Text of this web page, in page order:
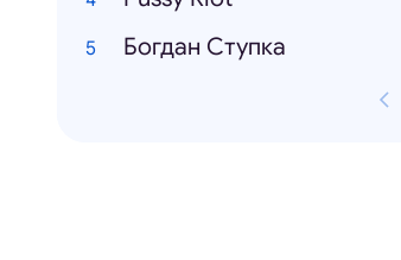
Богдан Ступка